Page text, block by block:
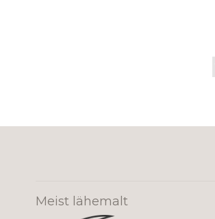
Meist lähemalt